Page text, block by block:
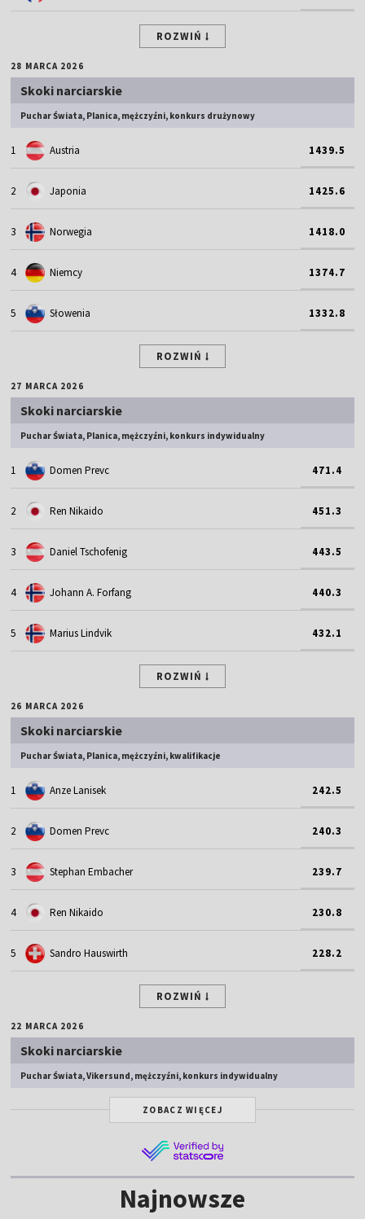
ROZWIŃ
28 MARCA 2026
Skoki narciarskie
Puchar Świata, Planica, mężczyźni, konkurs drużynowy
1 Austria 1439.5
2 Japonia 1425.6
3 Norwegia 1418.0
4 Niemcy 1374.7
5 Słowenia 1332.8
ROZWIŃ
27 MARCA 2026
Skoki narciarskie
Puchar Świata, Planica, mężczyźni, konkurs indywidualny
1 Domen Prevc 471.4
2 Ren Nikaido 451.3
3 Daniel Tschofenig 443.5
4 Johann A. Forfang 440.3
5 Marius Lindvik 432.1
ROZWIŃ
26 MARCA 2026
Skoki narciarskie
Puchar Świata, Planica, mężczyźni, kwalifikacje
1 Anze Lanisek 242.5
2 Domen Prevc 240.3
3 Stephan Embacher 239.7
4 Ren Nikaido 230.8
5 Sandro Hauswirth 228.2
ROZWIŃ
22 MARCA 2026
Skoki narciarskie
Puchar Świata, Vikersund, mężczyźni, konkurs indywidualny
ZOBACZ WIĘCEJ
Najnowsze